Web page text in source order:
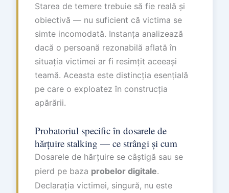
Starea de temere trebuie să fie reală și
obiectivă — nu suficient că victima se
simte incomodată. Instanța analizează
dacă o persoană rezonabilă aflată în
situația victimei ar fi resimțit aceeași
teamă. Aceasta este distincția esențială
pe care o exploatez în construcția
apărării.
Probatoriul specific în dosarele de
hărțuire stalking — ce strângi și cum
Dosarele de hărțuire se câștigă sau se
pierd pe baza probelor digitale.
Declarația victimei, singură, nu este